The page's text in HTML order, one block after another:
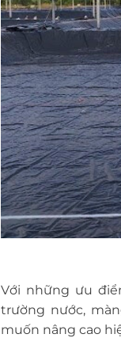
Với những ưu
trường nước,
muốn nâng cao